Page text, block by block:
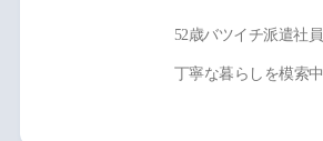
52歳バツイチ派遣社員
丁寧な暮らしを模索中